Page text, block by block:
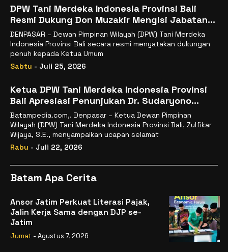
DPW Tani Merdeka Indonesia Provinsi Bali
Resmi Dukung Don Muzakir Mengisi Jabatan
Wakil Menteri Pertanian RI
DENPASAR – Dewan Pimpinan Wilayah (DPW) Tani Merdeka
Indonesia Provinsi Bali secara resmi menyatakan dukungan
penuh kepada Ketua Umum
Sabtu - Juli 25, 2026
Ketua DPW Tani Merdeka Indonesia Provinsi
Bali Apresiasi Penunjukan Dr. Sudaryono
sebagai Kepala Badan Gizi Nasional
Batampedia.com,. Denpasar – Ketua Dewan Pimpinan
Wilayah (DPW) Tani Merdeka Indonesia Provinsi Bali, Zulfikar
Wijaya, S.E., menyampaikan ucapan selamat
Rabu - Juli 22, 2026
Batam Apa Cerita
Ansor Jatim Perkuat Literasi Pajak,
Jalin Kerja Sama dengan DJP se-
Jatim
Jumat - Agustus 7, 2026